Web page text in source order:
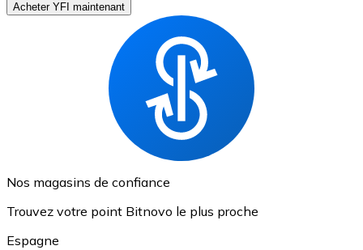
Acheter YFI maintenant
Nos magasins de confiance
Trouvez votre point Bitnovo le plus proche
Espagne